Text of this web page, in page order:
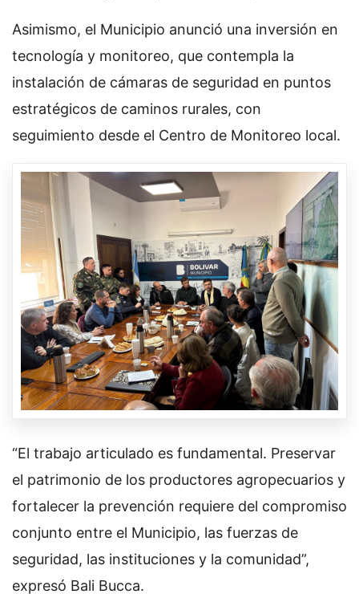
Asimismo, el Municipio anunció una inversión en
tecnología y monitoreo, que contempla la
instalación de cámaras de seguridad en puntos
estratégicos de caminos rurales, con
seguimiento desde el Centro de Monitoreo local.
“El trabajo articulado es fundamental. Preservar
el patrimonio de los productores agropecuarios y
fortalecer la prevención requiere del compromiso
conjunto entre el Municipio, las fuerzas de
seguridad, las instituciones y la comunidad”,
expresó Bali Bucca.